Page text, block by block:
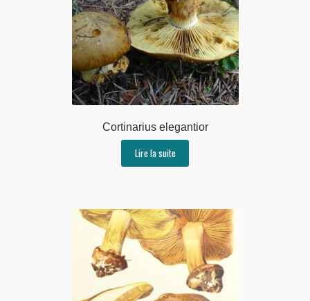
Cortinarius elegantior
Lire la suite